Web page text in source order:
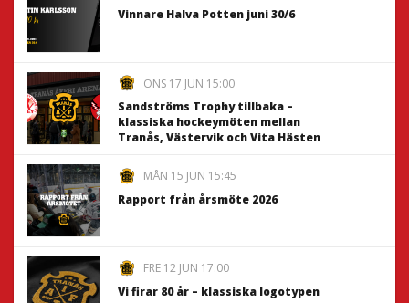
Vinnare Halva Potten juni 30/6
ONS 17 JUN 15:00
Sandströms Trophy tillbaka –
klassiska hockeymöten mellan
Tranås, Västervik och Vita Hästen
MÅN 15 JUN 15:45
Rapport från årsmöte 2026
FRE 12 JUN 17:00
Vi firar 80 år – klassiska logotypen